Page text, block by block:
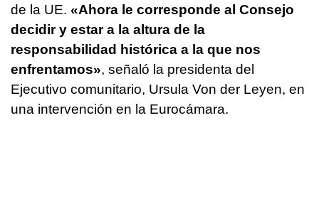
de la UE. «Ahora le corresponde al Consejo
decidir y estar a la altura de la
responsabilidad histórica a la que nos
enfrentamos», señaló la presidenta del
Ejecutivo comunitario, Ursula Von der Leyen, en
una intervención en la Eurocámara.